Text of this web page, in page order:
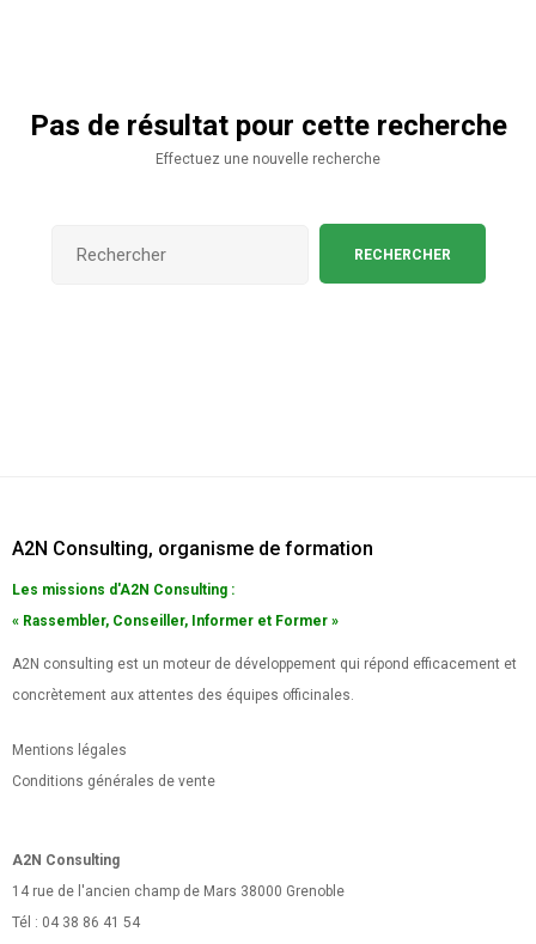
Pas de résultat pour cette recherche
Effectuez une nouvelle recherche
RECHERCHER
A2N Consulting, organisme de formation
Les missions d'A2N Consulting :
« Rassembler, Conseiller, Informer et Former »
A2N consulting est un moteur de développement qui répond efficacement et
concrètement aux attentes des équipes officinales.
Mentions légales
Conditions générales de vente
A2N Consulting
14 rue de l'ancien champ de Mars 38000 Grenoble
Tél : 04 38 86 41 54